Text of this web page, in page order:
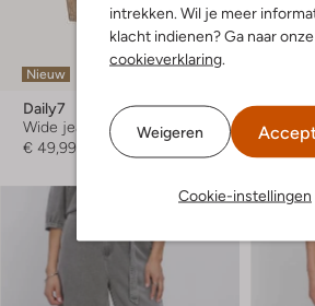
intrekken. Wil je meer
klacht indienen? Ga naar onze
cookieverklaring.
Weigeren
Cookie-instellingen
Nieuw
Daily7
Wide jeans
€ 49,99
Daily7
Wide
€